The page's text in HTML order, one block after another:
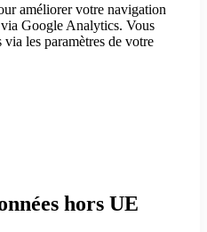
améliorer votre navigation
Google Analytics. Vous
les paramètres de votre
hors UE